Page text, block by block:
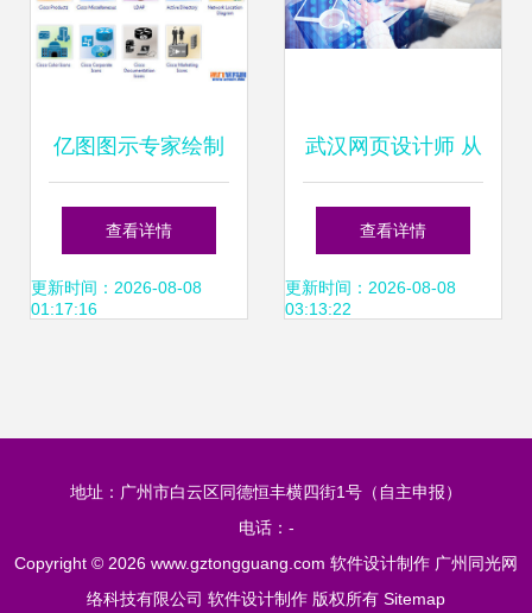
亿图图示专家绘制
软件拓扑图 从零基
础到高效设计
查看详情
更新时间：2026-08-08
01:17:16
武汉网页设计师 从
软件设计到制作的
全方位学习指南
查看详情
更新时间：2026-08-08
03:13:22
地址：广州市白云区同德恒丰横四街1号（自主申报）
电话：-
Copyright © 2026 www.gztongguang.com 软件设计制作 广州同光网
络科技有限公司 软件设计制作 版权所有 Sitemap